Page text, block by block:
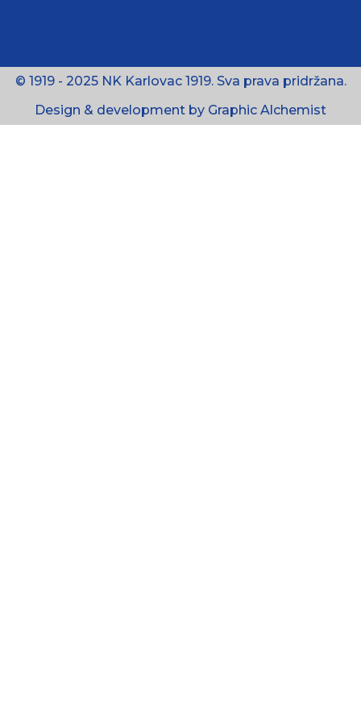
© 1919 - 2025 NK Karlovac 1919. Sva prava pridržana.
Design & development by Graphic Alchemist